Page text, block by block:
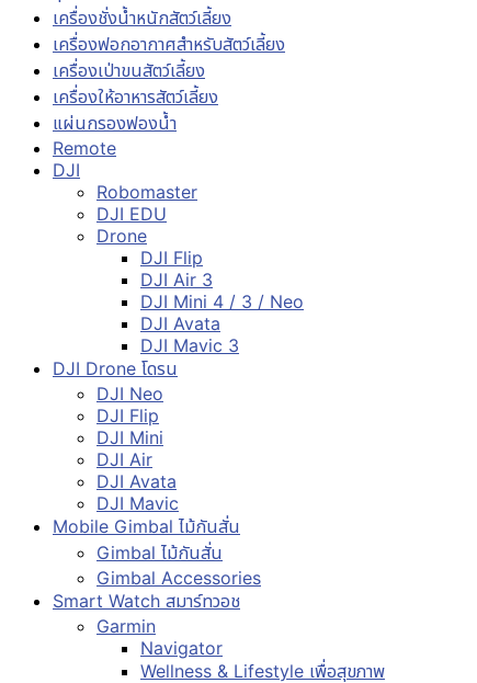
เครื่องชั่งน้ำหนักสัตว์เลี้ยง
เครื่องฟอกอากาศสำหรับสัตว์เลี้ยง
เครื่องเป่าขนสัตว์เลี้ยง
เครื่องให้อาหารสัตว์เลี้ยง
แผ่นกรองฟองน้ำ
Remote
DJI
Robomaster
DJI EDU
Drone
DJI Flip
DJI Air 3
DJI Mini 4 / 3 / Neo
DJI Avata
DJI Mavic 3
DJI Drone โดรน
DJI Neo
DJI Flip
DJI Mini
DJI Air
DJI Avata
DJI Mavic
Mobile Gimbal ไม้กันสั่น
Gimbal ไม้กันสั่น
Gimbal Accessories
Smart Watch สมาร์ทวอช
Garmin
Navigator
Wellness & Lifestyle เพื่อสุขภาพ